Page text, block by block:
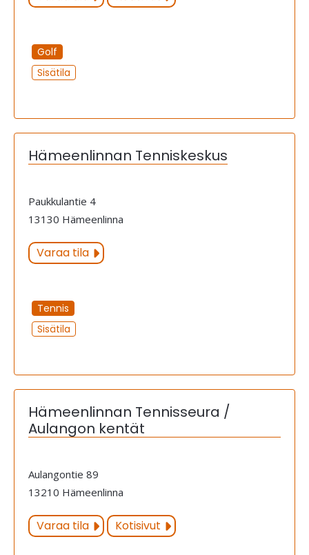
Golf
Sisätila
Hämeenlinnan Tenniskeskus
Paukkulantie 4
13130 Hämeenlinna
Varaa tila
Tennis
Sisätila
Hämeenlinnan Tennisseura /
Aulangon kentät
Aulangontie 89
13210 Hämeenlinna
Varaa tila Kotisivut